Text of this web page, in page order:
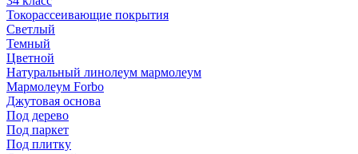
Токорассеивающие покрытия
Светлый
Темный
Цветной
Натуральный линолеум мармолеум
Мармолеум Forbo
Джутовая основа
Под дерево
Под паркет
Под плитку